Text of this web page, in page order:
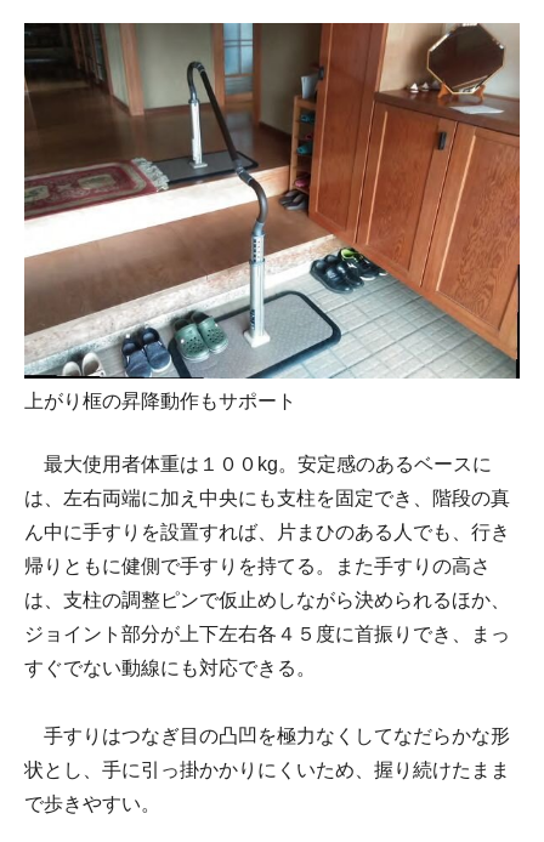
上がり框の昇降動作もサポート
最大使用者体重は１００kg。安定感のあるベースに
は、左右両端に加え中央にも支柱を固定でき、階段の真
ん中に手すりを設置すれば、片まひのある人でも、行き
帰りともに健側で手すりを持てる。また手すりの高さ
は、支柱の調整ピンで仮止めしながら決められるほか、
ジョイント部分が上下左右各４５度に首振りでき、まっ
すぐでない動線にも対応できる。
手すりはつなぎ目の凸凹を極力なくしてなだらかな形
状とし、手に引っ掛かかりにくいため、握り続けたまま
で歩きやすい。